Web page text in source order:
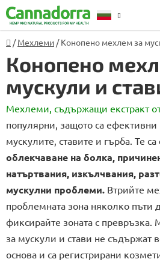
Преминаване
към
съдържанието
Начало
/ Мехлеми / Конопено мехлем за
Конопено
мускули и
Мехлеми, съдържащи екстракт
популярни, защото са
мускулите, ставите и гърба. Те са
облекчаване на болка,
натъртвания, изкълчвания,
мускулни проблеми. Втрийте
проблемната зона няколко пъти
фиксирайте зоната с превръзка.
за мускули и стави не съдържат
основа и са регистрирани